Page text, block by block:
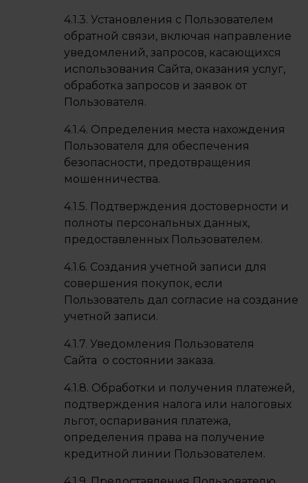
4.1.3. Установления с Пользователем
обратной связи, включая направление
уведомлений, запросов, касающихся
использования Сайта, оказания услуг,
обработка запросов и заявок от
Пользователя.
4.1.4. Определения места нахождения
Пользователя для обеспечения
безопасности, предотвращения
мошенничества.
4.1.5. Подтверждения достоверности и
полноты персональных данных,
предоставленных Пользователем.
4.1.6. Создания учетной записи для
совершения покупок, если
Пользователь дал согласие на создание
учетной записи.
4.1.7. Уведомления Пользователя
Сайта о состоянии заказа.
4.1.8. Обработки и получения платежей,
подтверждения налога или налоговых
льгот, оспаривания платежа,
определения права на получение
кредитной линии Пользователем.